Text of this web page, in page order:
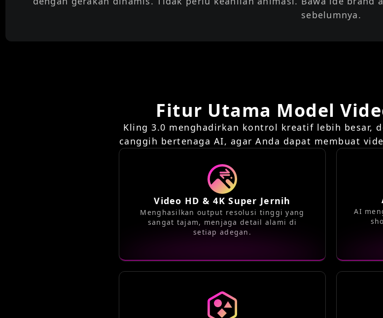
sebelumnya.
Fitur Utama Model
Kling 3.0 menghadirkan kontrol kreatif lebih besar,
canggih bertenaga AI, agar Anda dapat membuat
Video HD & 4K Super Jernih
Menghasilkan output resolusi tinggi yang
sangat tajam, menjaga detail alami di
setiap adegan.
AI